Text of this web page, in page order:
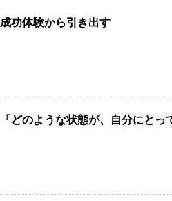
成功体験から引き出す
「どのような状態が、自分にとっ